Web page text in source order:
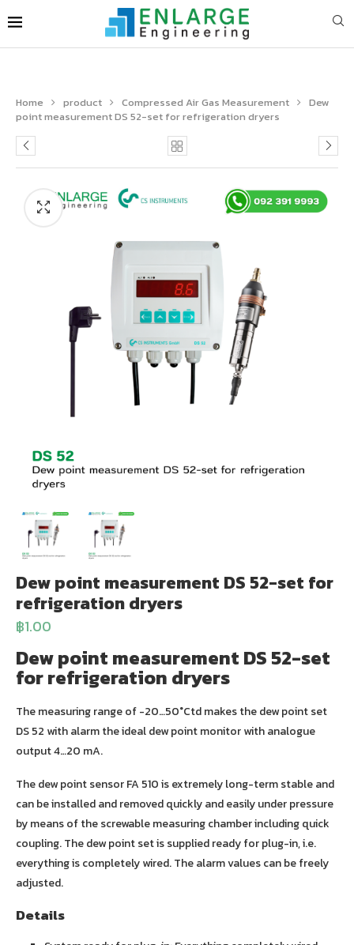
Home product Compressed Air Gas Measurement
Dew
point measurement DS 52-set for refrigeration dryers
Dew point measurement DS 52-set for
refrigeration dryers
฿1.00
Dew point measurement DS 52-set
for refrigeration dryers
The measuring range of -20…50°Ctd makes the dew point set
DS 52 with alarm the ideal dew point monitor with analogue
output 4…20 mA.
The dew point sensor FA 510 is extremely long-term stable and
can be installed and removed quickly and easily under pressure
by means of the screwable measuring chamber including quick
coupling. The dew point set is supplied ready for plug-in, i.e.
everything is completely wired. The alarm values can be freely
adjusted.
Details